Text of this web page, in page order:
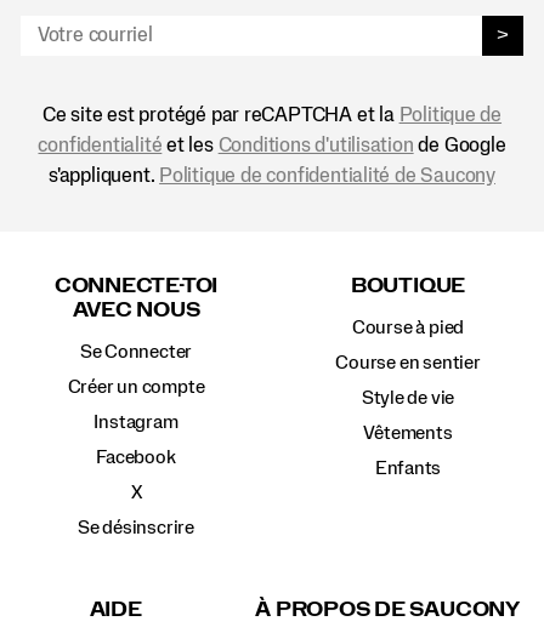
>
Ce site est protégé par reCAPTCHA et la Politique de
confidentialité et les Conditions d'utilisation de Google
s'appliquent. Politique de confidentialité de Saucony
CONNECTE-TOI
AVEC NOUS
Se Connecter
Créer un compte
Instagram
Facebook
X
Se désinscrire
BOUTIQUE
Course à pied
Course en sentier
Style de vie
Vêtements
Enfants
AIDE À PROPOS DE SAUCONY